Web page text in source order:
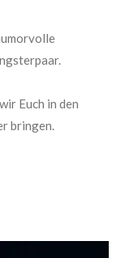
Euch in den
bringen.